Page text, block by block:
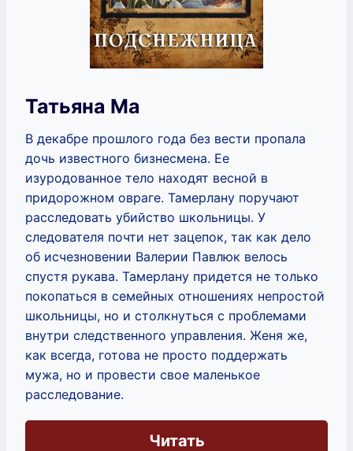
Татьяна Ма
В декабре прошлого года без вести пропала
дочь известного бизнесмена. Ее
изуродованное тело находят весной в
придорожном овраге. Тамерлану поручают
расследовать убийство школьницы. У
следователя почти нет зацепок, так как дело
об исчезновении Валерии Павлюк велось
спустя рукава. Тамерлану придется не только
покопаться в семейных отношениях непростой
школьницы, но и столкнуться с проблемами
внутри следственного управления. Женя же,
как всегда, готова не просто поддержать
мужа, но и провести свое маленькое
расследование.
Читать